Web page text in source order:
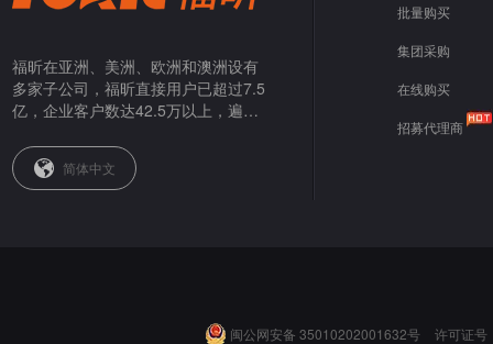
福昕在亚洲、美洲、欧洲和澳洲设有
多家子公司，福昕直接用户已超过7.5
亿，企业客户数达42.5万以上，遍布
简体中文
批量购买
集团采购
在线购买
招募代理商
闽公网安备 35010202001632号 许可证号